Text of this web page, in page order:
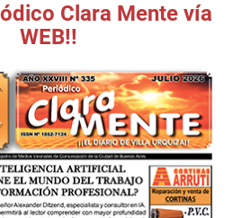
Clara Mente vía
WEB!!